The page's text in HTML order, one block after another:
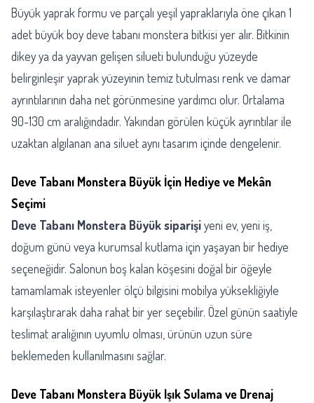
Büyük yaprak formu ve parçalı yeşil yapraklarıyla öne çıkan 1
adet büyük boy deve tabanı monstera bitkisi yer alır. Bitkinin
dikey ya da yayvan gelişen silueti bulunduğu yüzeyde
belirginleşir yaprak yüzeyinin temiz tutulması renk ve damar
ayrıntılarının daha net görünmesine yardımcı olur. Ortalama
90-130 cm aralığındadır. Yakından görülen küçük ayrıntılar ile
uzaktan algılanan ana siluet aynı tasarım içinde dengelenir.
Deve Tabanı Monstera Büyük İçin Hediye ve Mekân
Seçimi
Deve Tabanı Monstera Büyük siparişiyeni ev, yeni iş,
doğum günü veya kurumsal kutlama için yaşayan bir hediye
seçeneğidir. Salonun boş kalan köşesini doğal bir öğeyle
tamamlamak isteyenler ölçü bilgisini mobilya yüksekliğiyle
karşılaştırarak daha rahat bir yer seçebilir. Özel günün saatiyle
teslimat aralığının uyumlu olması, ürünün uzun süre
beklemeden kullanılmasını sağlar.
Deve Tabanı Monstera Büyük Işık Sulama ve Drenaj